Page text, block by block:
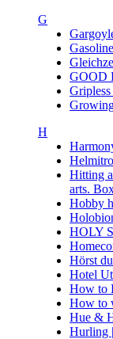
G
GOOD
H
Hitting
arts.
Hobby
HOLY
Hörst
Hotel
How to
How to
Hue &
Hurling